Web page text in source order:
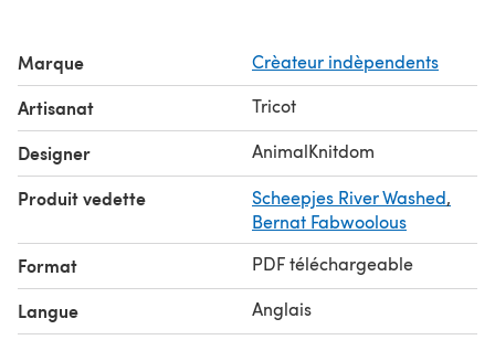
Mississippi and Lopi Einband (851) white. I’ve added a
strand of Gütermann Sulky Glowy 40 (07) neon green
glow-in-the-dark
yarn to the knit.
So, start your own Jurassic world and knit this dino-myte
dinosaur back in existence!
Marque Crèateur indèpendents
Artisanat Tricot
Designer AnimalKnitdom
Produit vedette Scheepjes River Washed,
Bernat Fabwoolous
Format PDF téléchargeable
Langue Anglais